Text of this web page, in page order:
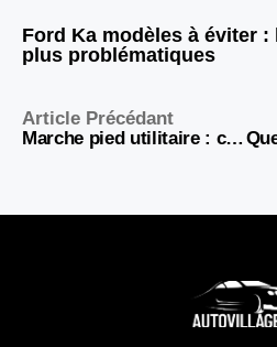
Ford Ka modèles à éviter :
plus problématiques
Article Précédant
Marche pied utilitaire : comment bien choisir ?